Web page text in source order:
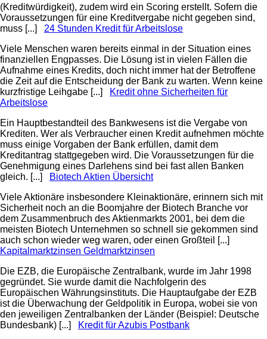
(Kreditwürdigkeit), zudem wird ein Scoring erstellt. Sofern die
Voraussetzungen für eine Kreditvergabe nicht gegeben sind,
muss [...] 24 Stunden Kredit für Arbeitslose
Viele Menschen waren bereits einmal in der Situation eines
finanziellen Engpasses. Die Lösung ist in vielen Fällen die
Aufnahme eines Kredits, doch nicht immer hat der Betroffene
die Zeit auf die Entscheidung der Bank zu warten. Wenn keine
kurzfristige Leihgabe [...]
Kredit ohne Sicherheiten für
Arbeitslose
Ein Hauptbestandteil des Bankwesens ist die Vergabe von
Krediten. Wer als Verbraucher einen Kredit aufnehmen möchte
muss einige Vorgaben der Bank erfüllen, damit dem
Kreditantrag stattgegeben wird. Die Voraussetzungen für die
Genehmigung eines Darlehens sind bei fast allen Banken
gleich. [...]
Biotech Aktien Übersicht
Viele Aktionäre insbesondere Kleinaktionäre, erinnern sich mit
Sicherheit noch an die Boomjahre der Biotech Branche vor
dem Zusammenbruch des Aktienmarkts 2001, bei dem die
meisten Biotech Unternehmen so schnell sie gekommen sind
auch schon wieder weg waren, oder einen Großteil [...]
Kapitalmarktzinsen Geldmarktzinsen
Die EZB, die Europäische Zentralbank, wurde im Jahr 1998
gegründet. Sie wurde damit die Nachfolgerin des
Europäischen Währungsinstituts. Die Hauptaufgabe der EZB
ist die Überwachung der Geldpolitik in Europa, wobei sie von
den jeweiligen Zentralbanken der Länder (Beispiel: Deutsche
Bundesbank) [...]
Kredit für Azubis Postbank